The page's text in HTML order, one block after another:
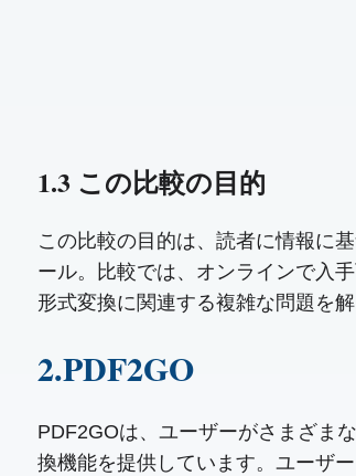
1.3 この比較の目的
この比較の目的は、読者に情報に
ール。比較では、オンラインで入
形式変換に関連する複雑な問題を
2.PDF2GO
PDF2GOは、ユーザーがさまざま
換機能を提供しています。ユーザ